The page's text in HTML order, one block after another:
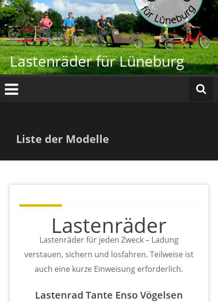
Lastenräder für Lüneburg
Liste der Modelle
Lastenräder
Lastenräder für jeden Zweck – Ladung
verstauen, sichern und losfahren. Teilweise ist
auch eine kurze Einweisung erforderlich.
Lastenrad Tante Enso Vögelsen